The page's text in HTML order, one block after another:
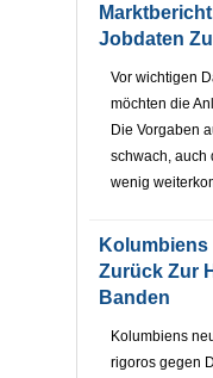
Jobdaten
Vor wichtigen
möchten die
Die Vorgaben
schwach, auch
wenig
Kolumbiens
Zurück Zur
Banden
Kolumbiens
rigoros gegen